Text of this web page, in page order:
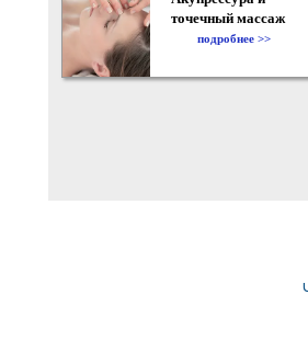
точечный массаж
подробнее >>